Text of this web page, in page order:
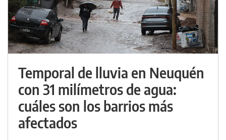
Temporal de lluvia en Neuquén
con 31 milímetros de agua:
cuáles son los barrios más
afectados